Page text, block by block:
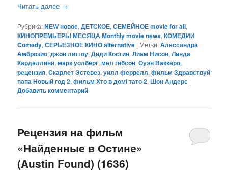
Читать далее →
Рубрика:NEW новое,ДЕТСКОЕ, СЕМЕЙНОЕ movie for all,
КИНОПРЕМЬЕРЫ МЕСЯЦА Monthly movie news,КОМЕДИИ
Comedy,СЕРЬЕЗНОЕ КИНО alternative | Метки:Алессандра
Амброзио,джон литгоу,Диди Костин,Лиам Нисон,Линда
Карделлини,марк уолберг,мел гибсон,Оуэн Ваккаро,
рецензия,Скарлет Эстевез,уилл феррелл,фильм Здравствуй
папа Новый год 2,фильм Хто в домi тато 2,Шон Андерс |
Добавить комментарий
Рецензия на фильм
«Найденные в Остине»
(Austin Found) (1636)